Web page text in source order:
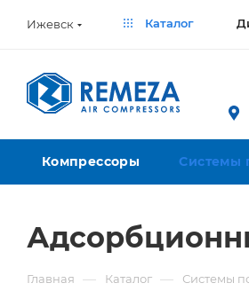
Ижевск Каталог
Компрессоры Системы
Главная — Каталог — Системы